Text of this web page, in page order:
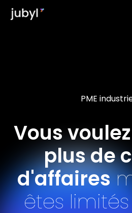
PME
Vous
plus de
d'affaires
êtes